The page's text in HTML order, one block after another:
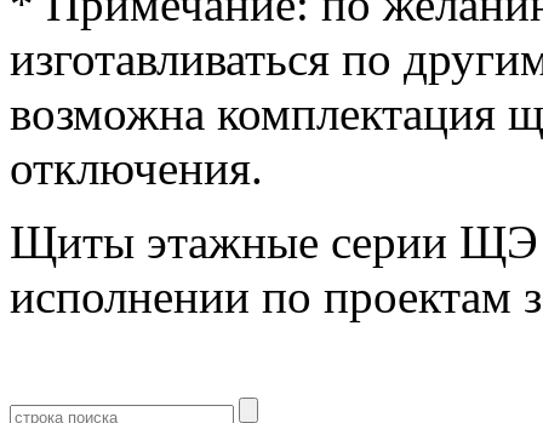
изготавливаться по
возможна комплектация
отключения.
Щиты этажные серии ЩЭ
исполнении по проектам